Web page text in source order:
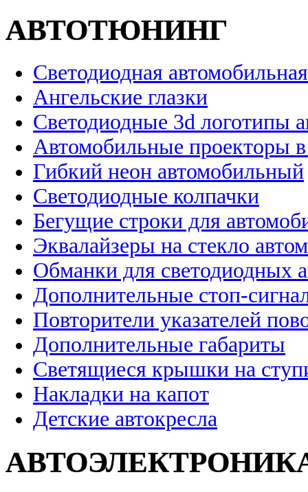
АВТОТЮНИНГ
Светодиодная
Ангельские глазки
Светодиодные 3d логотипы
Автомобильные проекторы
Гибкий неон автомобильный
Светодиодные колпачки
Бегущие строки для
Эквалайзеры на стекло
Обманки для светодиодных
Дополнительные стоп-
Повторители указателей
Дополнительные габариты
Светящиеся крышки на
Накладки на капот
Детские автокресла